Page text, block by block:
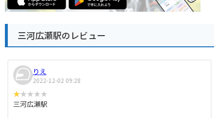
三河広瀬駅のレビュー
りえ
2022-12-02 09:28
三河広瀬駅